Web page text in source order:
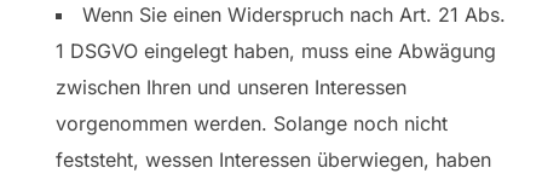
Wenn Sie einen Widerspruch nach Art. 21 Abs.
1 DSGVO eingelegt haben, muss eine Abwägung
zwischen Ihren und unseren Interessen
vorgenommen werden. Solange noch nicht
feststeht, wessen Interessen überwiegen, haben